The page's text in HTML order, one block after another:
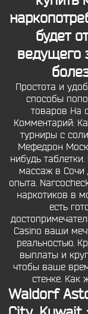
будет
ведущего
Простота и
способы
товаров На
Комментарий:
турниры с
Мефедрон
нибудь
массаж в Сочи
опыта.
наркотиков в
есть
Casino ваши
реальностью.
выплаты и
чтобы ваше
стенке. Как
Waldorf